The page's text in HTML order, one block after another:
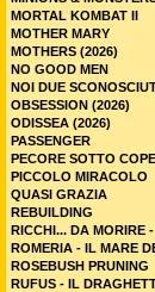
MORTAL KOMBAT II
MOTHER MARY
MOTHERS (2026)
NO GOOD MEN
NOI DUE
OBSESSION (2026)
ODISSEA (2026)
PASSENGER
PECORE SOTTO
PICCOLO MIRACOLO
QUASI GRAZIA
REBUILDING
RICCHI... DA MORIRE
ROMERIA - IL MARE
ROSEBUSH PRUNING
RUFUS - IL